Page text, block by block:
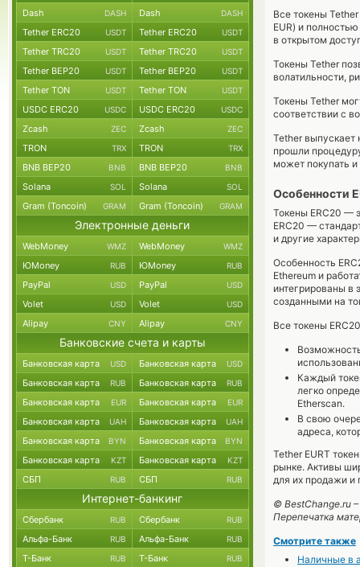
Все токены
EUR) и
в открытом
Токены Tether
волатильности,
Токены Tether
соответствии с
Tether выпускает
прошли
может покупать
Особенности
Токены ERC20 —
ERC20 —
и другие
Особенность
Ethereum и
интегрированы в
созданными на
Все токены
Каждый
легко
Etherscan.
В свою
адреса,
Tether EURT
рынке. Активы
для их продажи и
© BestChange.ru –
Перепечатка
Смотрите также
Наличные в
Dash DASH Dash DASH
Tether ERC20 USDT Tether ERC20 USDT
Tether TRC20 USDT Tether TRC20 USDT
Tether BEP20 USDT Tether BEP20 USDT
Tether TON USDT Tether TON USDT
USDC ERC20 USDC USDC ERC20 USDC
Zcash ZEC Zcash ZEC
TRON TRX TRON TRX
BNB BEP20 BNB BNB BEP20 BNB
Solana SOL Solana SOL
Gram (Toncoin) GRAM Gram (Toncoin) GRAM
Электронные деньги
WebMoney WMZ WebMoney WMZ
ЮMoney RUB ЮMoney RUB
PayPal USD PayPal USD
Volet USD Volet USD
Alipay CNY Alipay CNY
Банковские счета и карты
Банковская карта USD Банковская карта USD
Банковская карта RUB Банковская карта RUB
Банковская карта EUR Банковская карта EUR
Банковская карта UAH Банковская карта UAH
Банковская карта BYN Банковская карта BYN
Банковская карта KZT Банковская карта KZT
СБП RUB СБП RUB
Интернет-банкинг
Сбербанк RUB Сбербанк RUB
Альфа-Банк RUB Альфа-Банк RUB
Т-Банк RUB Т-Банк RUB